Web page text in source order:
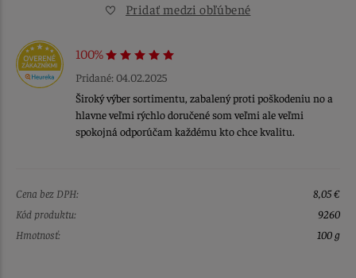
Pridať medzi obľúbené
100%
Pridané: 04.02.2025
Široký výber sortimentu, zabalený proti poškodeniu no a
hlavne veľmi rýchlo doručené som veľmi ale veľmi
spokojná odporúčam každému kto chce kvalitu.
Cena bez DPH:
8,05 €
Kód produktu:
9260
Hmotnosť:
100 g